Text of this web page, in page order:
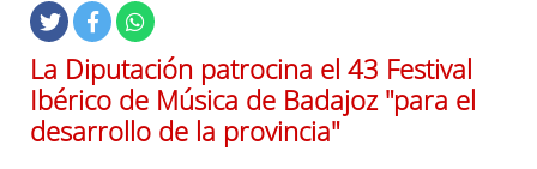
Noticias
Lista
de
distribución
La Diputación patrocina el 43 Festival
Ibérico de Música de Badajoz "para el
desarrollo de la provincia"